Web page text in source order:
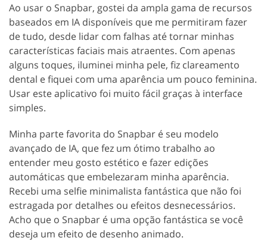
Ao usar o Snapbar, gostei da ampla gama de recursos
baseados em IA disponíveis que me permitiram fazer
de tudo, desde lidar com falhas até tornar minhas
características faciais mais atraentes. Com apenas
alguns toques, iluminei minha pele, fiz clareamento
dental e fiquei com uma aparência um pouco feminina.
Usar este aplicativo foi muito fácil graças à interface
simples.
Minha parte favorita do Snapbar é seu modelo
avançado de IA, que fez um ótimo trabalho ao
entender meu gosto estético e fazer edições
automáticas que embelezaram minha aparência.
Recebi uma selfie minimalista fantástica que não foi
estragada por detalhes ou efeitos desnecessários.
Acho que o Snapbar é uma opção fantástica se você
deseja um efeito de desenho animado.